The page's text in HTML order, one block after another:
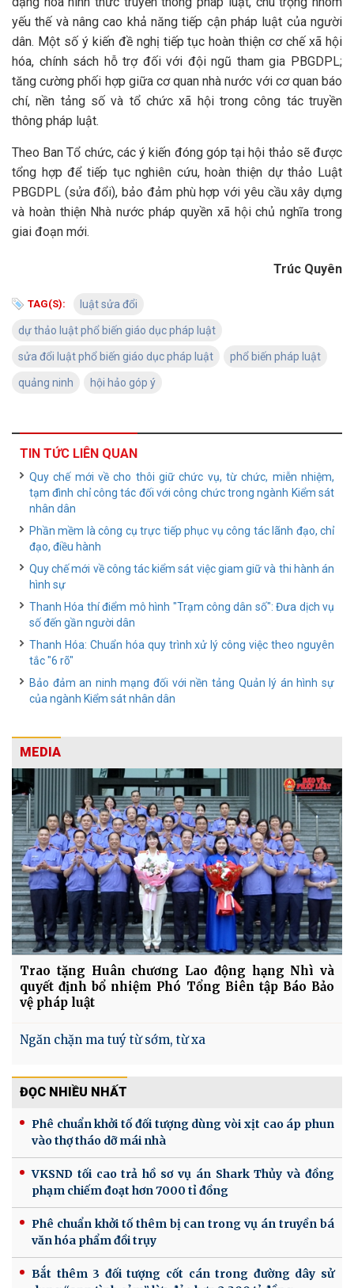
yếu thế và nâng cao khả năng tiếp cận pháp luật của người
dân. Một số ý kiến đề nghị tiếp tục hoàn thiện cơ chế xã hội
hóa, chính sách hỗ trợ đối với đội ngũ tham gia PBGDPL;
tăng cường phối hợp giữa cơ quan nhà nước với cơ quan báo
chí, nền tảng số và tổ chức xã hội trong công tác truyền
thông pháp luật.
Theo Ban Tổ chức, các ý kiến đóng góp tại hội thảo sẽ được
tổng hợp để tiếp tục nghiên cứu, hoàn thiện dự thảo Luật
PBGDPL (sửa đổi), bảo đảm phù hợp với yêu cầu xây dựng
và hoàn thiện Nhà nước pháp quyền xã hội chủ nghĩa trong
giai đoạn mới.
Trúc Quyên
TAG(S): luật sửa đổi
dự thảo luật phổ biến giáo dục pháp luật
sửa đổi luật phổ biến giáo dục pháp luật phổ biến pháp luật
quảng ninh hội hảo góp ý
TIN TỨC LIÊN QUAN
Quy chế mới về cho thôi giữ chức vụ, từ chức, miễn nhiệm,
tạm đình chỉ công tác đối với công chức trong ngành Kiểm sát
nhân dân
Phần mềm là công cụ trực tiếp phục vụ công tác lãnh đạo, chỉ
đạo, điều hành
Quy chế mới về công tác kiểm sát việc giam giữ và thi hành án
hình sự
Thanh Hóa thí điểm mô hình "Trạm công dân số": Đưa dịch vụ
số đến gần người dân
Thanh Hóa: Chuẩn hóa quy trình xử lý công việc theo nguyên
tắc "6 rõ"
Bảo đảm an ninh mạng đối với nền tảng Quản lý án hình sự
của ngành Kiểm sát nhân dân
MEDIA
Trao tặng Huân chương Lao động hạng Nhì và
quyết định bổ nhiệm Phó Tổng Biên tập Báo Bảo
vệ pháp luật
Ngăn chặn ma tuý từ sớm, từ xa
ĐỌC NHIỀU NHẤT
Phê chuẩn khởi tố đối tượng dùng vòi xịt cao áp phun
vào thợ tháo dỡ mái nhà
VKSND tối cao trả hồ sơ vụ án Shark Thủy và đồng
phạm chiếm đoạt hơn 7000 tỉ đồng
Phê chuẩn khởi tố thêm bị can trong vụ án truyền bá
văn hóa phẩm đồi trụy
Bắt thêm 3 đối tượng cốt cán trong đường dây sử